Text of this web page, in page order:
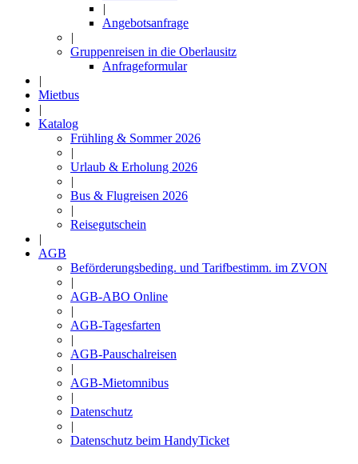
|
Angebotsanfrage
|
Gruppenreisen in die Oberlausitz
Anfrageformular
|
Mietbus
|
Katalog
Frühling & Sommer 2026
|
Urlaub & Erholung 2026
|
Bus & Flugreisen 2026
|
Reisegutschein
|
AGB
Beförderungsbeding. und Tarifbestimm. im ZVON
|
AGB-ABO Online
|
AGB-Tagesfarten
|
AGB-Pauschalreisen
|
AGB-Mietomnibus
|
Datenschutz
|
Datenschutz beim HandyTicket